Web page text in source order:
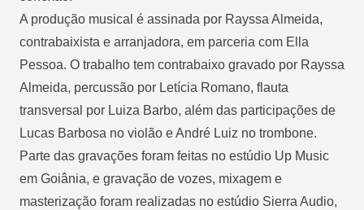
A produção musical é assinada por Rayssa Almeida,
contrabaixista e arranjadora, em parceria com Ella
Pessoa. O trabalho tem contrabaixo gravado por Rayssa
Almeida, percussão por Letícia Romano, flauta
transversal por Luiza Barbo, além das participações de
Lucas Barbosa no violão e André Luiz no trombone.
Parte das gravações foram feitas no estúdio Up Music
em Goiânia, e gravação de vozes, mixagem e
masterização foram realizadas no estúdio Sierra Audio,